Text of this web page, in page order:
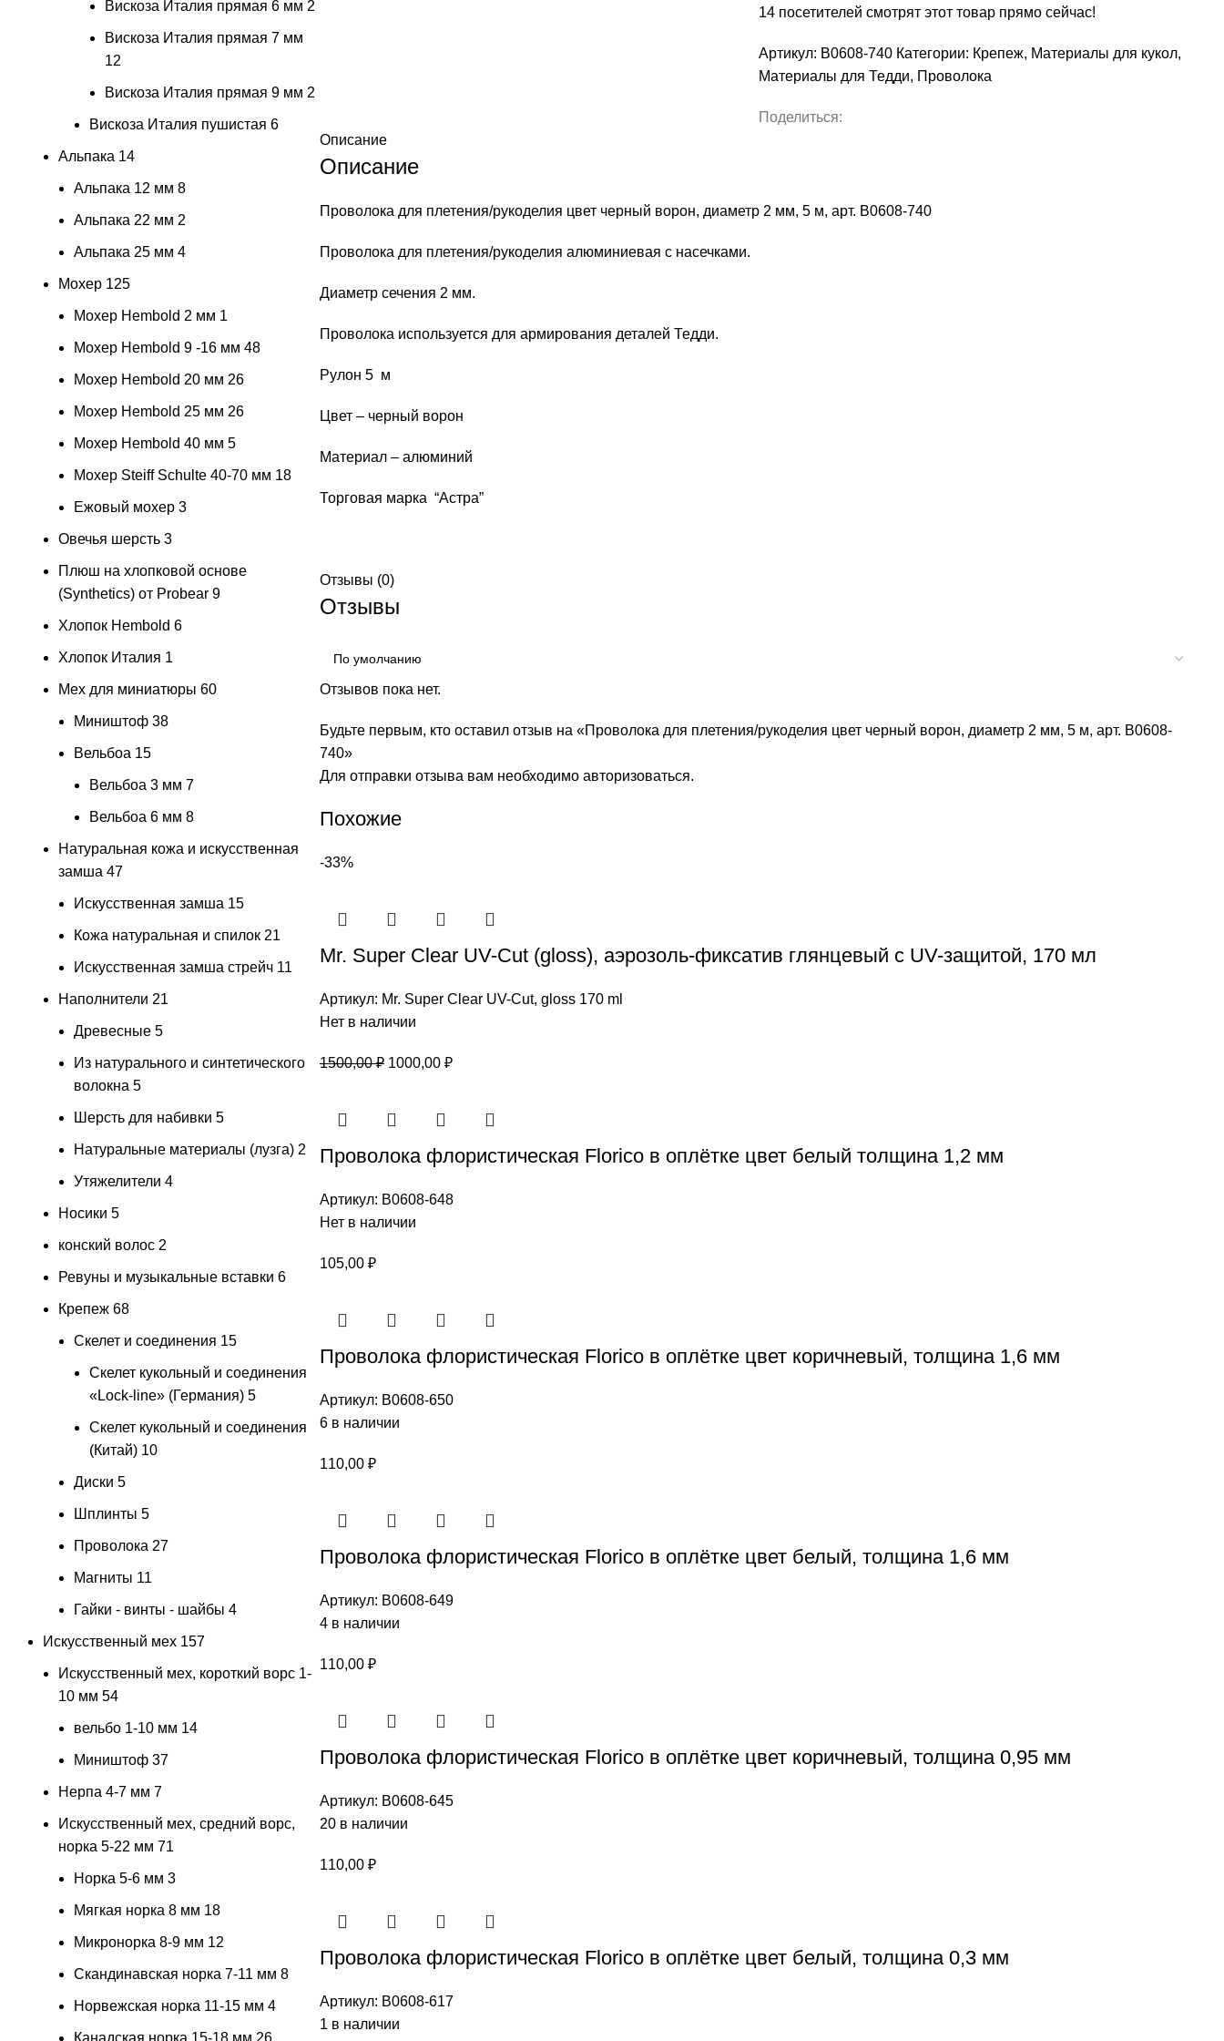
ворон,
диаметр
мм,
В0608-
14 посетителей смотрят этот товар прямо сейчас!
Артикул: В0608-740 Категории: Крепеж, Материалы для кукол,
Материалы для Тедди, Проволока
Поделиться:
Описание
Описание
Проволока для плетения/рукоделия цвет черный ворон, диаметр 2 мм, 5 м, арт. В0608-740
Проволока для плетения/рукоделия алюминиевая с насечками.
Диаметр сечения 2 мм.
Проволока используется для армирования деталей Тедди.
Рулон 5 м
Цвет – черный ворон
Материал – алюминий
Торговая марка “Астра”
Отзывы (0)
Отзывы
Отзывов пока нет.
Будьте первым, кто оставил отзыв на «Проволока для плетения/рукоделия цвет черный ворон, диаметр 2 мм, 5 м, арт. В0608-
740»
Для отправки отзыва вам необходимо авторизоваться.
Похожие
-33%
Mr. Super Clear UV-Cut (gloss), аэрозоль-фиксатив глянцевый c UV-защитой, 170 мл
Артикул: Mr. Super Clear UV-Cut, gloss 170 ml
Нет в наличии
1500,00₽ Первоначальная
1500,00 ₽.
1000,00 ₽Текущая
Проволока флористическая Florico в оплётке цвет белый толщина 1,2 мм
Артикул: В0608-648
Нет в наличии
105,00 ₽
Проволока флористическая Florico в оплётке цвет коричневый, толщина 1,6 мм
Артикул: В0608-650
6 в наличии
110,00 ₽
Проволока флористическая Florico в оплётке цвет белый, толщина 1,6 мм
Артикул: В0608-649
4 в наличии
110,00 ₽
Проволока флористическая Florico в оплётке цвет коричневый, толщина 0,95 мм
Артикул: В0608-645
20 в наличии
110,00 ₽
Проволока флористическая Florico в оплётке цвет белый, толщина 0,3 мм
Артикул: В0608-617
1 в наличии
Вискоза Италия прямая 6 мм 2
Вискоза Италия прямая 7 мм
12
Вискоза Италия прямая 9 мм 2
Вискоза Италия пушистая 6
Альпака 14
Альпака 12 мм 8
Альпака 22 мм 2
Альпака 25 мм 4
Мохер 125
Мохер Hembold 2 мм 1
Мохер Hembold 9 -16 мм 48
Мохер Hembold 20 мм 26
Мохер Hembold 25 мм 26
Мохер Hembold 40 мм 5
Мохер Steiff Schulte 40-70 мм 18
Ежовый мохер 3
Овечья шерсть 3
Плюш на хлопковой основе
(Synthetics) от Probear 9
Хлопок Hembold 6
Хлопок Италия 1
Мех для миниатюры 60
Миништоф 38
Вельбоа 15
Вельбоа 3 мм 7
Вельбоа 6 мм 8
Натуральная кожа и искусственная
замша 47
Искусственная замша 15
Кожа натуральная и спилок 21
Искусственная замша стрейч 11
Наполнители 21
Древесные 5
Из натурального и синтетического
волокна 5
Шерсть для набивки 5
Натуральные материалы (лузга) 2
Утяжелители 4
Носики 5
конский волос 2
Ревуны и музыкальные вставки 6
Крепеж 68
Скелет и соединения 15
Скелет кукольный и соединения
«Lock-line» (Германия) 5
Скелет кукольный и соединения
(Китай) 10
Диски 5
Шплинты 5
Проволока 27
Магниты 11
Гайки - винты - шайбы 4
Искусственный мех 157
Искусственный мех, короткий ворс 1-
10 мм 54
вельбо 1-10 мм 14
Миништоф 37
Нерпа 4-7 мм 7
Искусственный мех, средний ворс,
норка 5-22 мм 71
Норка 5-6 мм 3
Мягкая норка 8 мм 18
Микронорка 8-9 мм 12
Скандинавская норка 7-11 мм 8
Норвежская норка 11-15 мм 4
Канадская норка 15-18 мм 26